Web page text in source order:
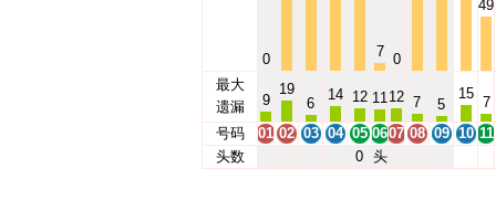
0 7 0
49
最大
遗漏
9
19
6
14 12 1112 7 5
15
7
号码
01 02 03 04 05 0607 08 09 10 11
头数
0 头